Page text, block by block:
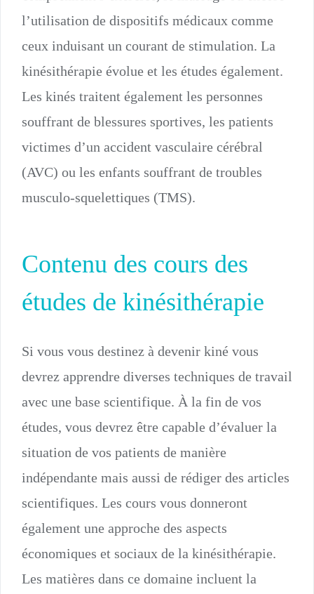
l’utilisation de dispositifs médicaux comme
ceux induisant un courant de stimulation. La
kinésithérapie évolue et les études également.
Les kinés traitent également les personnes
souffrant de blessures sportives, les patients
victimes d’un accident vasculaire cérébral
(AVC) ou les enfants souffrant de troubles
musculo-squelettiques (TMS).
Contenu des cours des
études de kinésithérapie
Si vous vous destinez à devenir kiné vous
devrez apprendre diverses techniques de travail
avec une base scientifique. À la fin de vos
études, vous devrez être capable d’évaluer la
situation de vos patients de manière
indépendante mais aussi de rédiger des articles
scientifiques. Les cours vous donneront
également une approche des aspects
économiques et sociaux de la kinésithérapie.
Les matières dans ce domaine incluent la